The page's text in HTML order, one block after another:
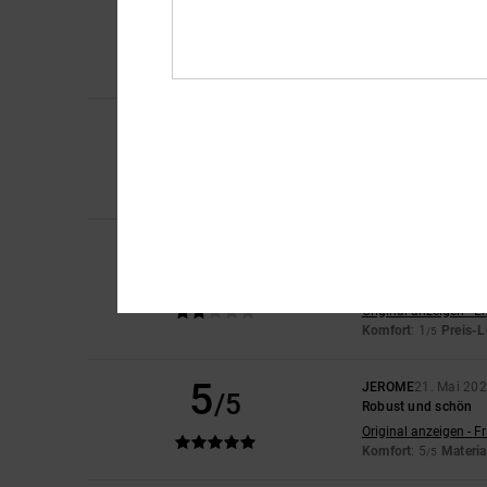
Original anzeigen -
Komfort: 1 /5 Preis-
5/5
JEROME21. Mai
Robust und schön
Original anzeigen -
Komfort: 5/5